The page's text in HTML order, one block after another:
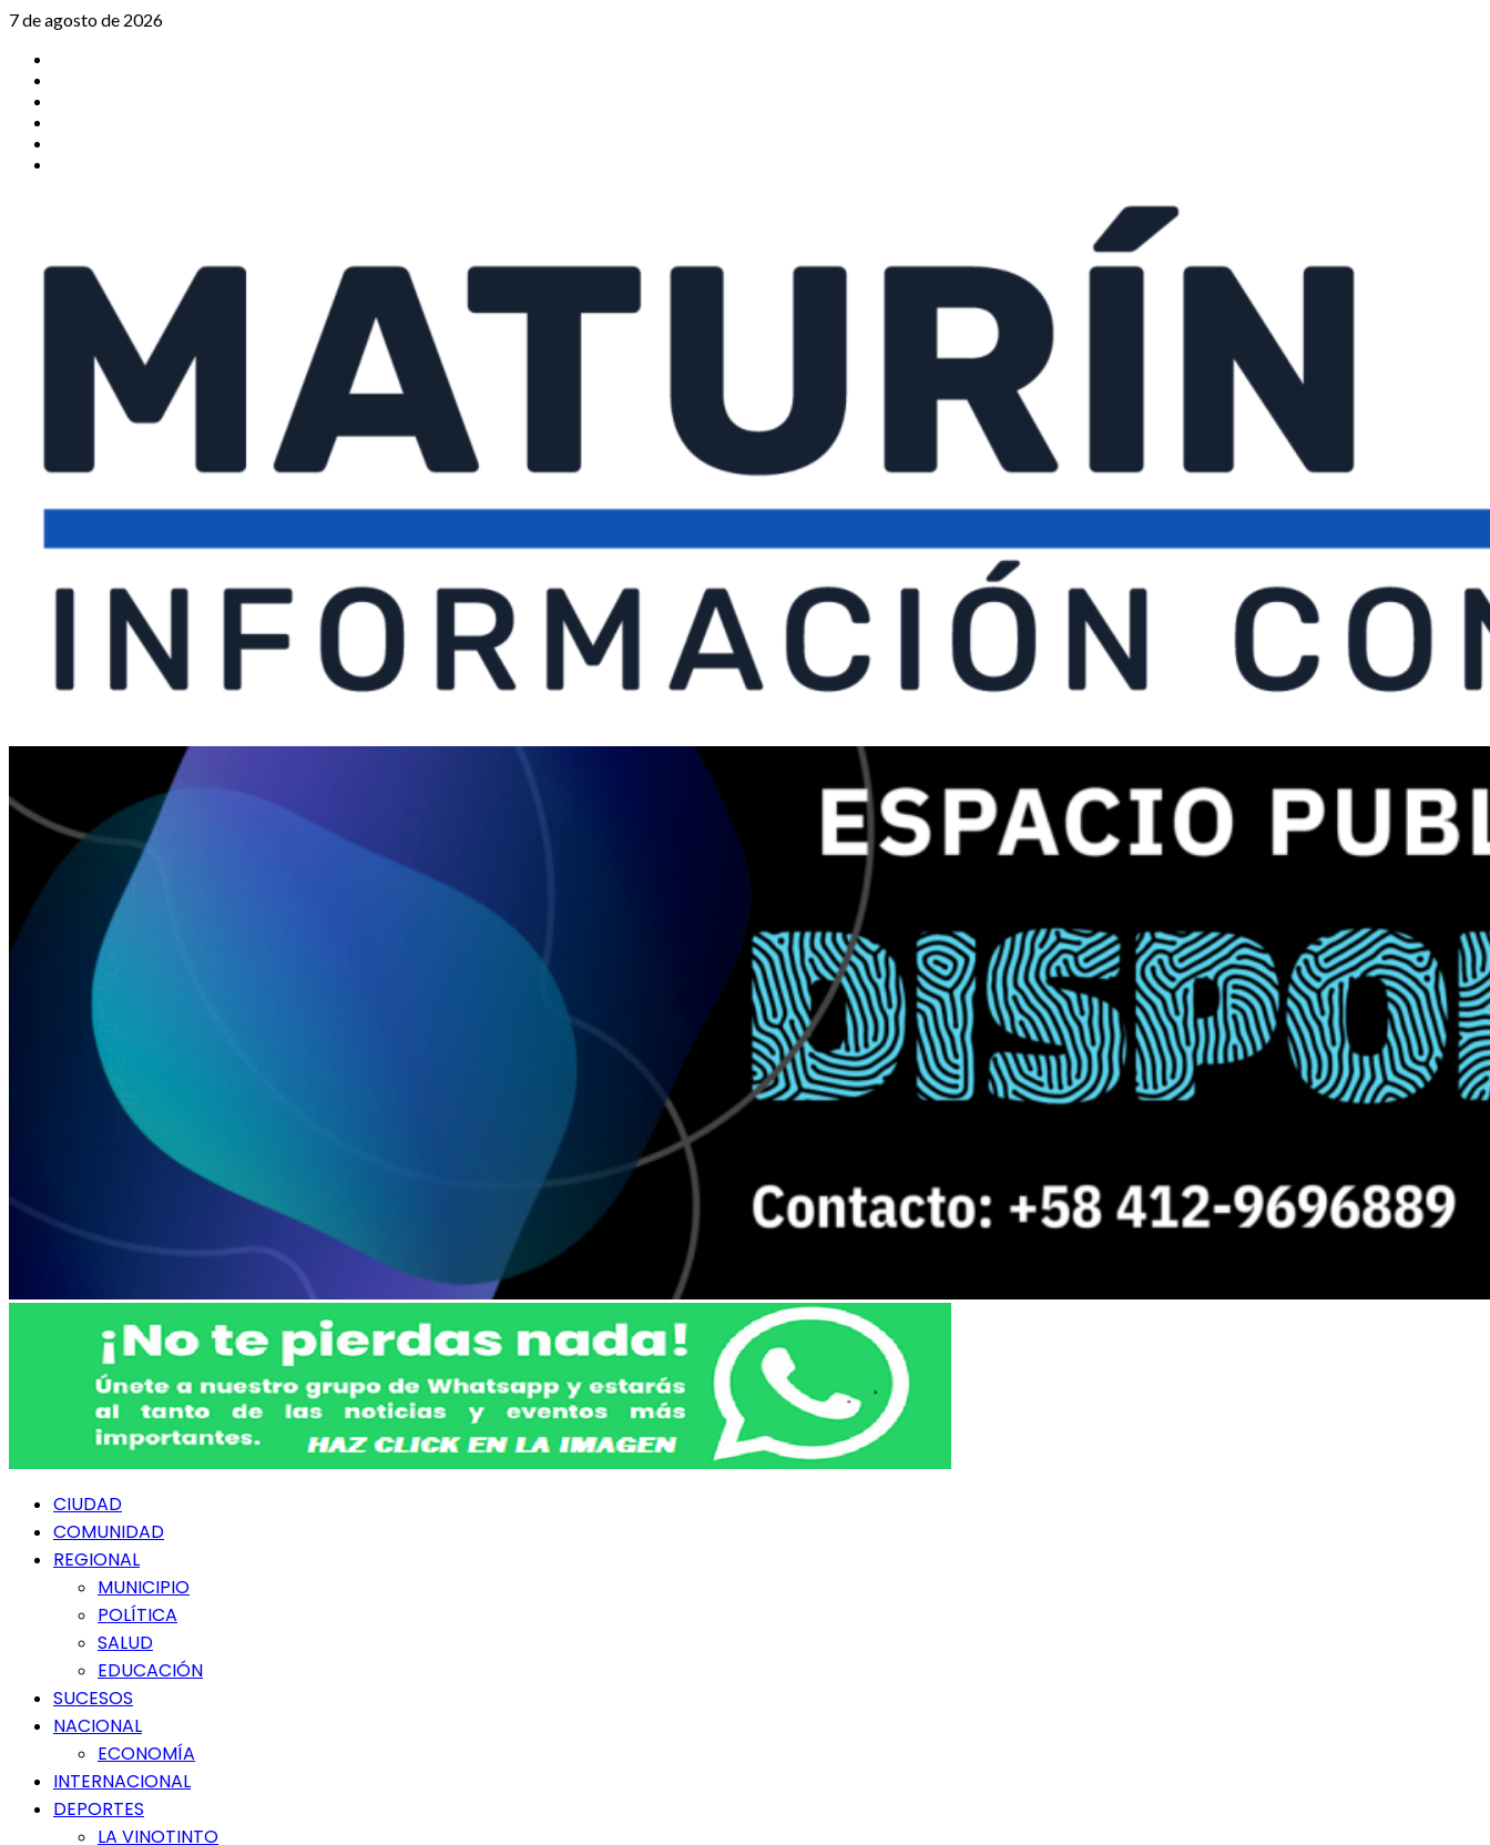
Saltar
contenido
7 de agosto de 2026
Menú
principal
CIUDAD
COMUNIDAD
REGIONAL
MUNICIPIO
POLÍTICA
SALUD
EDUCACIÓN
SUCESOS
NACIONAL
ECONOMÍA
INTERNACIONAL
DEPORTES
LA VINOTINTO